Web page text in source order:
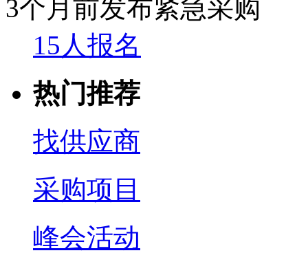
3个月前发布紧急采购
15人报名
热门推荐
找供应商
采购项目
峰会活动